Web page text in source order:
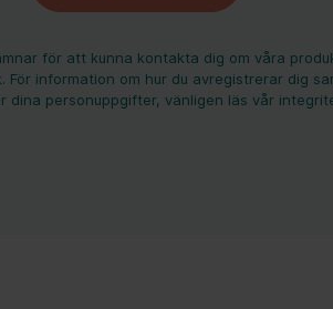
för att kunna kontakta dig om våra
För information om hur du avregistrerar dig
dina personuppgifter, vänligen läs vår